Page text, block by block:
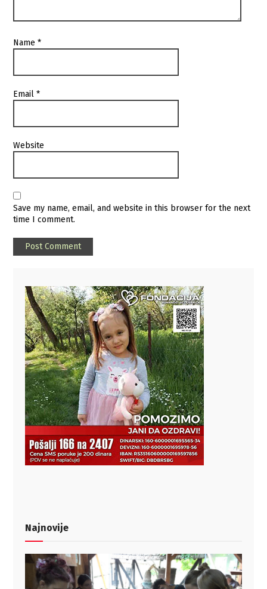
Name*
Email*
Website
Save my name, email, and website in this browser for the next
time I comment.
Najnovije